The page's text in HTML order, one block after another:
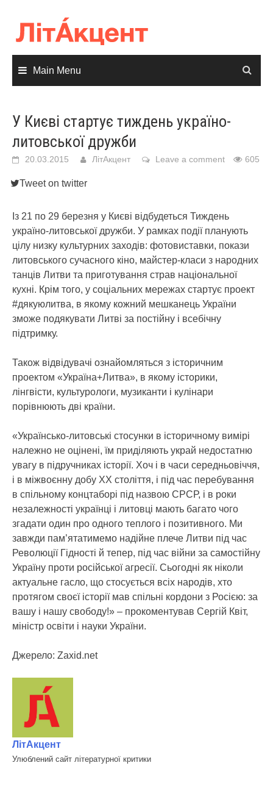
content
Main Menu
У Києві стартує тиждень україно-
литовської дружби
20.03.2015 ЛітАкцент Leave a comment 605
Tweet on twitter
Із 21 по 29 березня у Києві відбудеться Тиждень
україно-литовської дружби. У рамках події планують
цілу низку культурних заходів: фотовиставки, покази
литовського сучасного кіно, майстер-класи з народних
танців Литви та приготування страв національної
кухні. Крім того, у соціальних мережах стартує проект
#дякуюлитва, в якому кожний мешканець України
зможе подякувати Литві за постійну і всебічну
підтримку.
Також відвідувачі ознайомляться з історичним
проектом «Україна+Литва», в якому історики,
лінгвісти, культурологи, музиканти і кулінари
порівнюють дві країни.
«Українсько-литовські стосунки в історичному вимірі
належно не оцінені, їм приділяють украй недостатню
увагу в підручниках історії. Хоч і в часи середньовіччя,
і в міжвоєнну добу ХХ століття, і під час перебування
в спільному концтаборі під назвою СРСР, і в роки
незалежності українці і литовці мають багато чого
згадати один про одного теплого і позитивного. Ми
завжди пам’ятатимемо надійне плече Литви під час
Революції Гідності й тепер, під час війни за самостійну
Україну проти російської агресії. Сьогодні як ніколи
актуальне гасло, що стосується всіх народів, хто
протягом своєї історії мав спільні кордони з Росією: за
вашу і нашу свободу!» – прокоментував Сергій Квіт,
міністр освіти і науки України.
Джерело: Zaxid.net
ЛітАкцент
Улюблений сайт літературної критики